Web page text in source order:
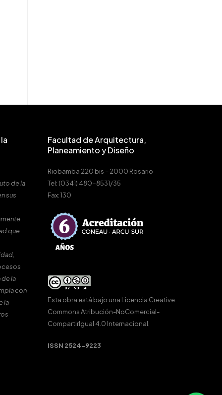
de la
sus
que
la
con
la
Facultad de Arquitectura,
Planeamiento y Diseño
Riobamba 220 bis – 2000 Rosario
Tel: (0341) 480-8531/35
Fax: 130
Esta obra está bajo una Licencia Creative
Commons Atribución-NoComercial-
CompartirIgual 4.0 Internacional
ISSN 2524-9223